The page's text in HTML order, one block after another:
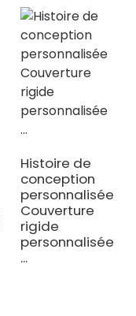
Histoire de
conception
personnalisée
Couverture
rigide
personnalisée
...